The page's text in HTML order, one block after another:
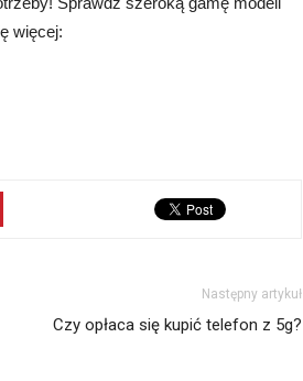
więcej:
Następny artykuł
Czy opłaca się kupić telefon z 5g?